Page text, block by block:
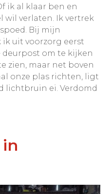
ik al klaar ben en
wil verlaten. Ik vertrek
Bij mijn
ik uit voorzorg eerst
om te kijken
zien, maar net boven
onze plas richten, ligt
lichtbruin ei. Verdomd